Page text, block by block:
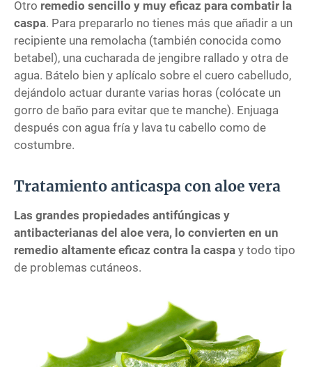
Otro remedio sencillo y muy eficaz para combatir la
caspa. Para prepararlo no tienes más que añadir a un
recipiente una remolacha (también conocida como
betabel), una cucharada de jengibre rallado y otra de
agua. Bátelo bien y aplícalo sobre el cuero cabelludo,
dejándolo actuar durante varias horas (colócate un
gorro de baño para evitar que te manche). Enjuaga
después con agua fría y lava tu cabello como de
costumbre.
Tratamiento anticaspa con aloe vera
Las grandes propiedades antifúngicas y
antibacterianas del aloe vera, lo convierten en un
remedio altamente eficaz contra la caspa y todo tipo
de problemas cutáneos.